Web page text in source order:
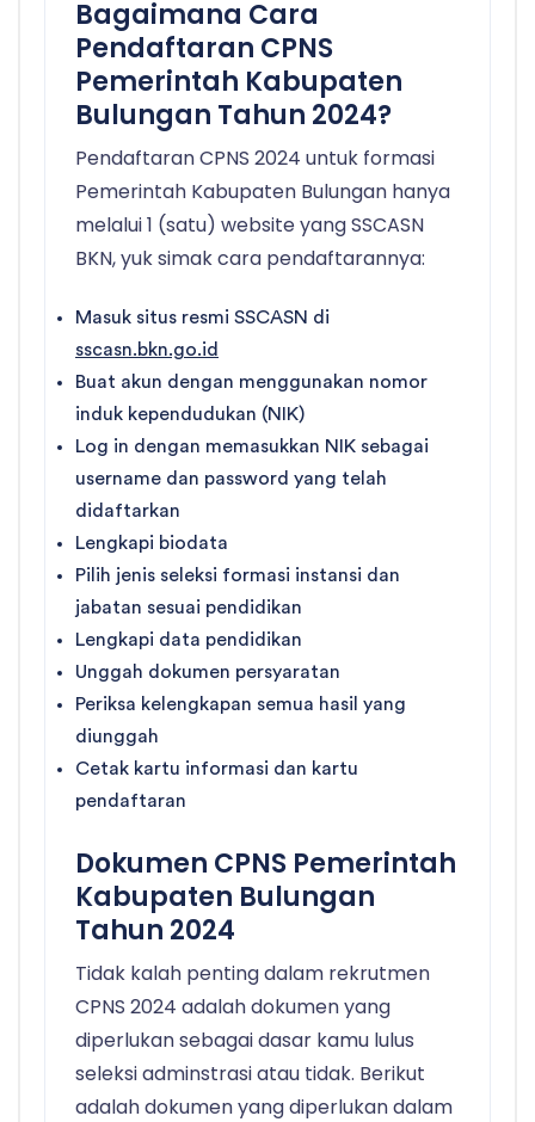
Bagaimana Cara
Pendaftaran CPNS
Pemerintah Kabupaten
Bulungan Tahun 2024?
Pendaftaran CPNS 2024 untuk formasi
Pemerintah Kabupaten Bulungan hanya
melalui 1 (satu) website yang SSCASN
BKN, yuk simak cara pendaftarannya:
Masuk situs resmi SSCASN di
sscasn.bkn.go.id
Buat akun dengan menggunakan nomor
induk kependudukan (NIK)
Log in dengan memasukkan NIK sebagai
username dan password yang telah
didaftarkan
Lengkapi biodata
Pilih jenis seleksi formasi instansi dan
jabatan sesuai pendidikan
Lengkapi data pendidikan
Unggah dokumen persyaratan
Periksa kelengkapan semua hasil yang
diunggah
Cetak kartu informasi dan kartu
pendaftaran
Dokumen CPNS Pemerintah
Kabupaten Bulungan
Tahun 2024
Tidak kalah penting dalam rekrutmen
CPNS 2024 adalah dokumen yang
diperlukan sebagai dasar kamu lulus
seleksi adminstrasi atau tidak. Berikut
adalah dokumen yang diperlukan dalam